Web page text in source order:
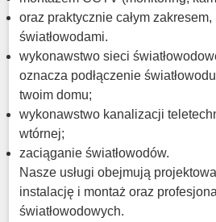
oraz praktycznie całym
światłowodami.
wykonawstwo sieci
oznacza podłączenie
twoim domu;
wykonawstwo kanalizacji
wtórnej;
zaciąganie światłowodów.
Nasze usługi obejmują
instalację i montaż oraz
światłowodowych.